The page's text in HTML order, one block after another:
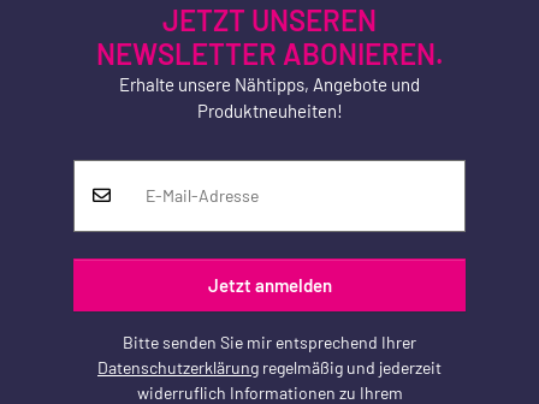
JETZT UNSEREN
NEWSLETTER ABONIEREN.
Erhalte unsere Nähtipps, Angebote und
Produktneuheiten!
Jetzt anmelden
Bitte senden Sie mir entsprechend Ihrer
Datenschutzerklärung regelmäßig und jederzeit
widerruflich Informationen zu Ihrem